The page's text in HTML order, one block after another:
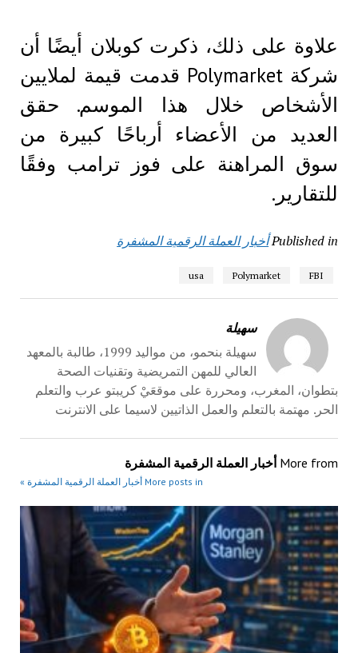
علاوة على ذلك، ذكرت كوبلان أيضًا أن
شركة Polymarket قدمت قيمة لملايين
الأشخاص خلال هذا الموسم. حقق
العديد من الأعضاء أرباحًا كبيرة من
سوق المراهنة على فوز ترامب وفقًا
للتقارير.
Published inأخبار العملة الرقمية المشفرة
FBI
Polymarket
usa
سهيلة
سهيلة بنحمو، من مواليد 1999، طالبة بالمعهد
العالي للمهن التمريضية وتقنيات الصحة
بتطوان، المغرب، ومحررة على موقعَيْ كريبتو عرب والتعلم
الحر. مهتمة بالتعلم والعمل الذاتيين لاسيما على الانترنت
More from أخبار العملة الرقمية المشفرة
More posts in أخبار العملة الرقمية المشفرة »